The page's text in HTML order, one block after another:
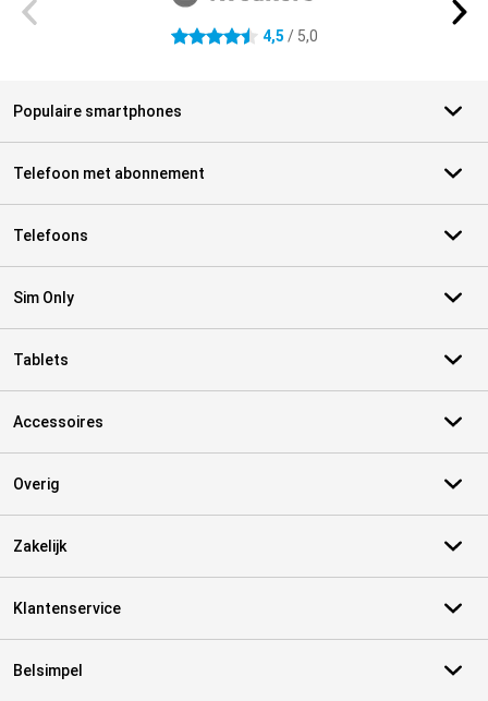
4.5 sterren 4,5 / 5,0
Populaire smartphones
Telefoon met abonnement
Telefoons
Sim Only
Tablets
Accessoires
Overig
Zakelijk
Klantenservice
Belsimpel